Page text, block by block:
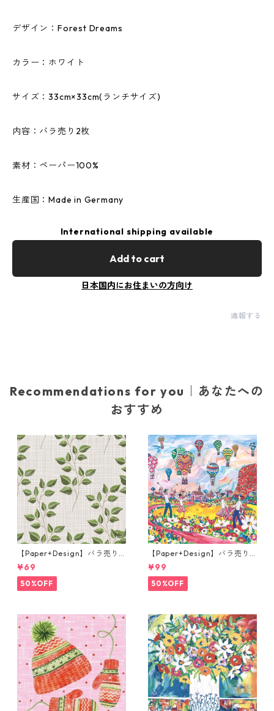
デザイン：Forest Dreams
カラー：ホワイト
サイズ：33cm×33cm(ランチサイズ)
内容：バラ売り2枚
素材：ペーパー100%
生産国：Made in Germany
International shipping available
Add to cart
日本国内にお住まいの方向け
通報する
Recommendations for you｜あなたへの
おすすめ
【Paper+Design】バラ売り2
枚 ランチサイズ ペーパーナプ
キン Fall embroidery ベージ
ュ
¥69
50%OFF
【Paper+Design】バラ売り2
枚 ランチサイズ ペーパーナプ
キン Portchie Art Children's
Festival in Dinkelsbuhl ライ
トブルー
¥99
50%OFF